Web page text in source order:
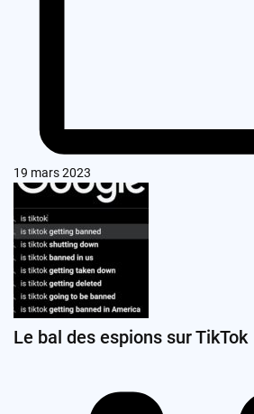
19 mars 2023
Le bal des espions sur TikTok